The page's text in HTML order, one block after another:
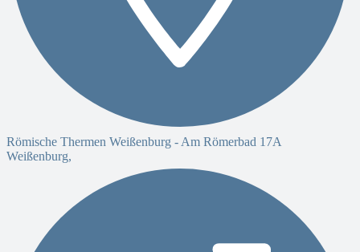
Römische Thermen Weißenburg - Am Römerbad 17A
Weißenburg,